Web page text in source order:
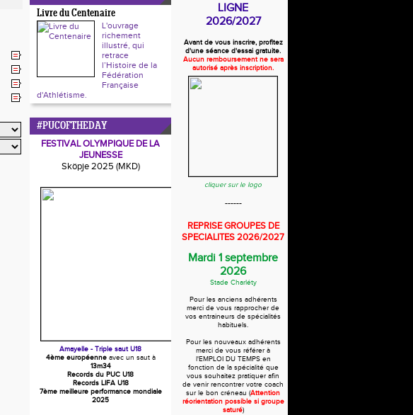
Livre du Centenaire
L'ouvrage
richement
illustré, qui
retrace
l’Histoire de la
Fédération
Française
d'Athlétisme.
#PUCOFTHEDAY
FESTIVAL OLYMPIQUE DE LA
JEUNESSE
Sköpje 2025 (MKD)
Amayelle - Triple saut U18
4ème européenneavec un saut à
13m34
Records du PUC U18
Records LIFA U18
7ème meilleure performance mondiale
2025
LIGNE
2026/2027
Avant de vous inscrire, profitez
d'une séance d'essai gratuite.
Aucun remboursement ne sera
autorisé après inscription.
cliquer sur le logo
------
REPRISE GROUPES DE
SPECIALITES 2026/2027
Mardi 1 septembre
2026
Stade Charléty
Pour les anciens adhérents
merci de vous rapprocher de
vos entraineurs de spécialités
habituels.
Pour les nouveaux adhérents
merci de vous référer à
l'EMPLOI DU TEMPS en
fonction de la spécialité que
vous souhaitez pratiquer afin
de venir rencontrer votre coach
sur le bon créneau (Attention
réorientation possible si groupe
saturé)